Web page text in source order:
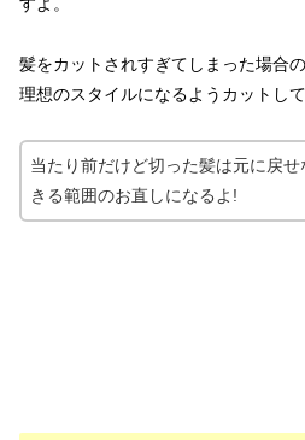
髪をカットされすぎてしまった場合
理想のスタイルになるようカットし
当たり前だけど切った髪は元に戻
きる範囲のお直しになるよ!